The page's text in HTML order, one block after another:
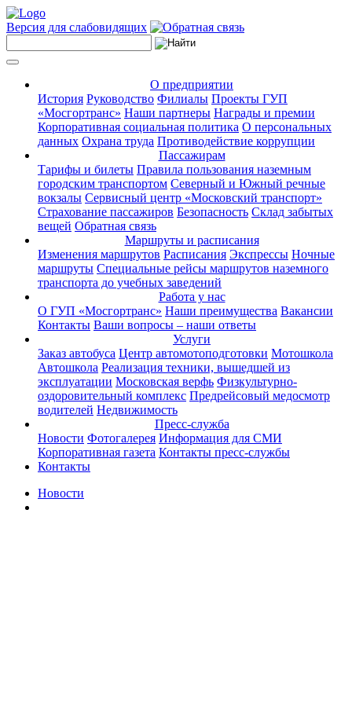
Версия для слабовидящих
О предприятии
История Руководство Филиалы Проекты ГУП
«Мосгортранс» Наши партнеры Награды и премии
Корпоративная социальная политика О персональных
данных Охрана труда Противодействие коррупции
Пассажирам
Тарифы и билеты Правила пользования наземным
городским транспортом Северный и Южный речные
вокзалы Сервисный центр «Московский транспорт»
Страхование пассажиров Безопасность Склад забытых
вещей Обратная связь
Маршруты и расписания
Изменения маршрутов Расписания Экспрессы Ночные
маршруты Специальные рейсы маршрутов наземного
транспорта до учебных заведений
Работа у нас
О ГУП «Мосгортранс» Наши преимущества Вакансии
Контакты Ваши вопросы – наши ответы
Услуги
Заказ автобуса Центр автомотоподготовки Мотошкола
Автошкола Реализация техники, вышедшей из
эксплуатации Московская верфь Физкультурно-
оздоровительный комплекс Предрейсовый медосмотр
водителей Недвижимость
Пресс-служба
Новости Фотогалерея Информация для СМИ
Корпоративная газета Контакты пресс-службы
Контакты
Новости